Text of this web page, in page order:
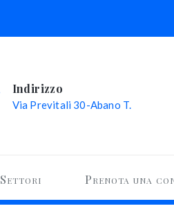
Indirizzo
Via Previtali 30-Abano T.
Settori Prenota una